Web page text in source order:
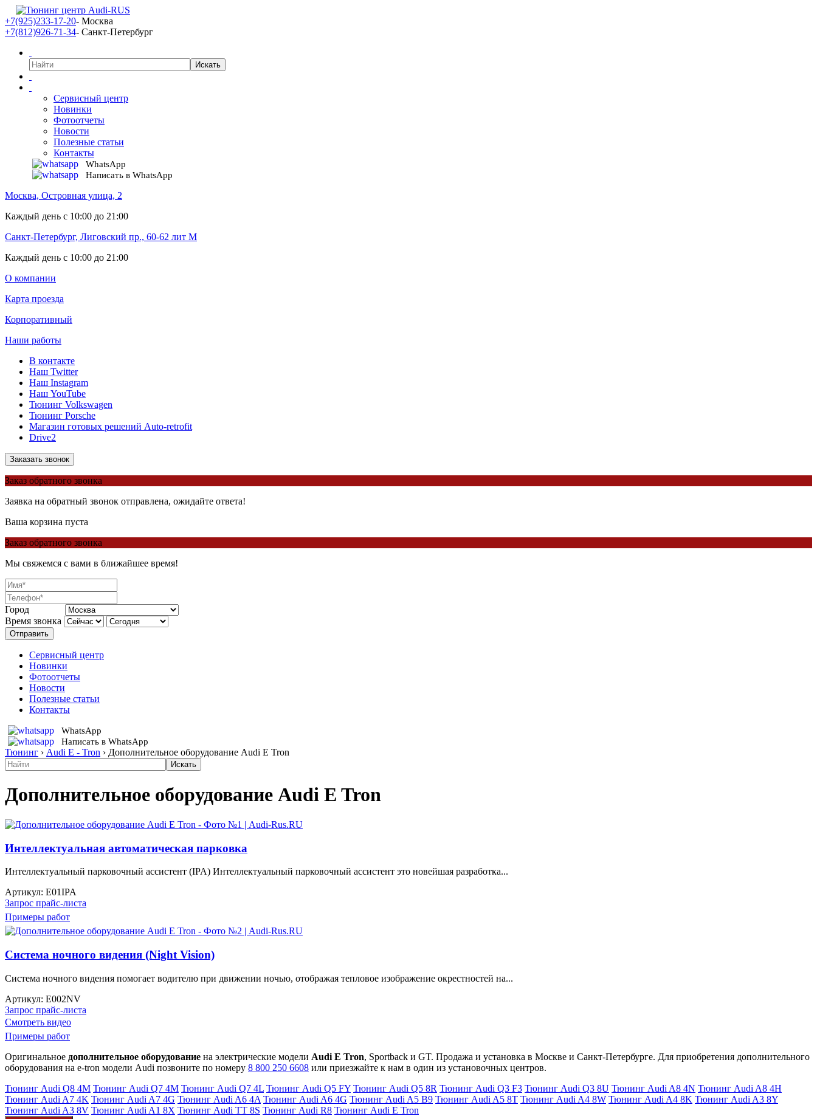
+7(925)233-17-20- Москва
+7(812)926-71-34- Санкт-Петербург
Сервисный центр
Новинки
Фотоотчеты
Новости
Полезные статьи
Контакты
WhatsApp
Написать в WhatsApp
Москва, Островная улица, 2
Каждый день с 10:00 до 21:00
Санкт-Петербург, Лиговский пр., 60-62 лит М
Каждый день с 10:00 до 21:00
О компании
Карта проезда
Корпоративный
Наши работы
В контакте
Наш Twitter
Наш Instagram
Наш YouTube
Тюнинг Volkswagen
Тюнинг Porsche
Магазин готовых решений Auto-retrofit
Drive2
Заказать звонок
Заказ обратного звонка
Заявка на обратный звонок отправлена, ожидайте ответа!
Ваша корзина пуста
Заказ обратного звонка
Мы свяжемся с вами в ближайшее время!
Город
Время звонка
Отправить
Сервисный центр
Новинки
Фотоотчеты
Новости
Полезные статьи
Контакты
WhatsApp
Написать в WhatsApp
Тюнинг › Audi E - Tron › Дополнительное оборудование Audi E Tron
Дополнительное оборудование Audi E Tron
Интеллектуальная автоматическая парковка
Интеллектуальный парковочный ассистент (IPA) Интеллектуальный парковочный ассистент это новейшая разработка...
Артикул: E01IPA
Запрос прайс-листа
Примеры работ
Система ночного видения (Night Vision)
Система ночного видения помогает водителю при движении ночью, отображая тепловое изображение окрестностей на...
Артикул: E002NV
Запрос прайс-листа
Смотреть видео
Примеры работ
Оригинальное дополнительное оборудование на электрические модели Audi E Tron, Sportback и GT. Продажа и установка в Москве и Санкт-Петербурге. Для приобретения дополнительного
оборудования на e-tron модели Audi позвоните по номеру 8 800 250 6608 или приезжайте к нам в один из установочных центров.
Тюнинг Audi Q8 4M Тюнинг Audi Q7 4M Тюнинг Audi Q7 4L Тюнинг Audi Q5 FY Тюнинг Audi Q5 8R Тюнинг Audi Q3 F3 Тюнинг Audi Q3 8U Тюнинг Audi A8 4N Тюнинг Audi A8 4H
Тюнинг Audi A7 4K Тюнинг Audi A7 4G Тюнинг Audi A6 4A Тюнинг Audi A6 4G Тюнинг Audi A5 B9 Тюнинг Audi A5 8T Тюнинг Audi A4 8W Тюнинг Audi A4 8K Тюнинг Audi A3 8Y
Тюнинг Audi A3 8V Тюнинг Audi A1 8X Тюнинг Audi TT 8S Тюнинг Audi R8 Тюнинг Audi E Tron